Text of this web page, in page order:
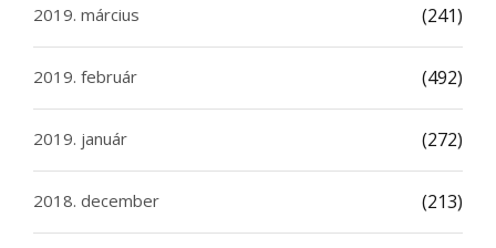
2019. március (241)
2019. február (492)
2019. január (272)
2018. december (213)